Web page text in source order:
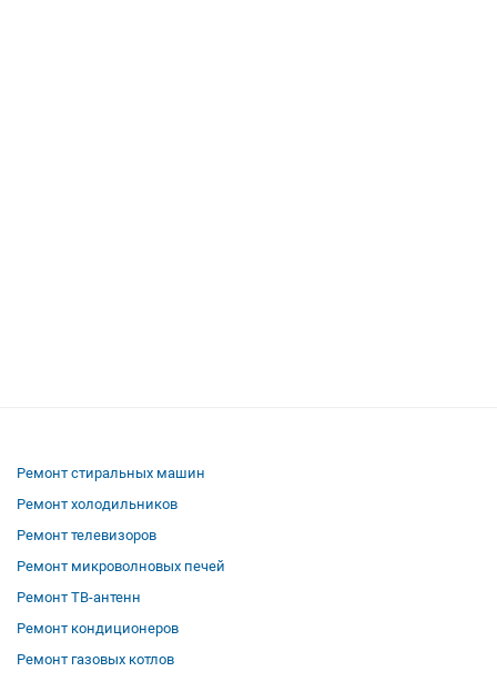
Ремонт стиральных машин
Ремонт холодильников
Ремонт телевизоров
Ремонт микроволновых печей
Ремонт ТВ-антенн
Ремонт кондиционеров
Ремонт газовых котлов